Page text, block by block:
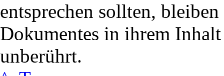
entsprechen sollten,
Dokumentes in ihrem
unberührt.